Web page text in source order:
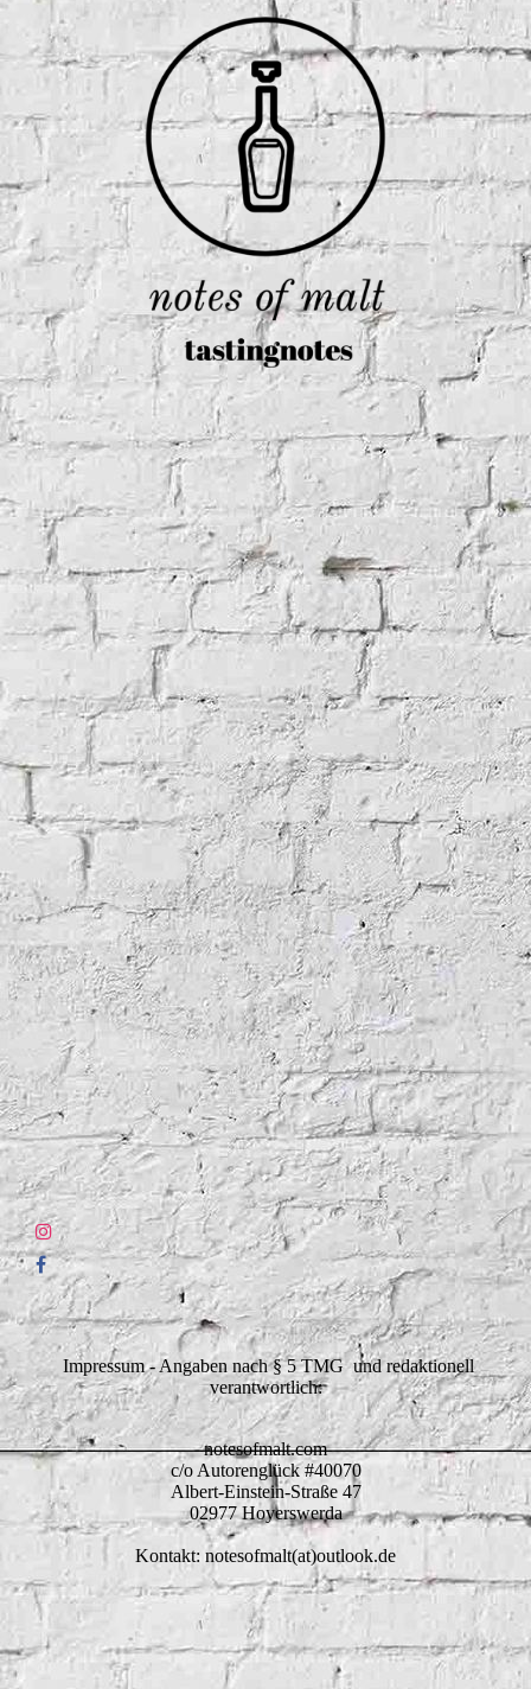
Impressum - Angaben nach § 5 TMG und redaktionell
verantwortlich:
notesofmalt.com
c/o Autorenglück #40070
Albert-Einstein-Straße 47
02977 Hoyerswerda
Kontakt: notesofmalt(at)outlook.de